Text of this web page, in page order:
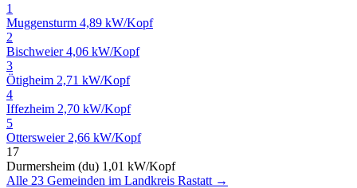
1
Muggensturm 4,89 kW/Kopf
2
Bischweier4,06 kW/Kopf
3
Ötigheim 2,71 kW/Kopf
4
Iffezheim 2,70 kW/Kopf
5
Ottersweier 2,66 kW/Kopf
17
Durmersheim (du) 1,01 kW/Kopf
Alle 23 Gemeinden im Landkreis Rastatt →